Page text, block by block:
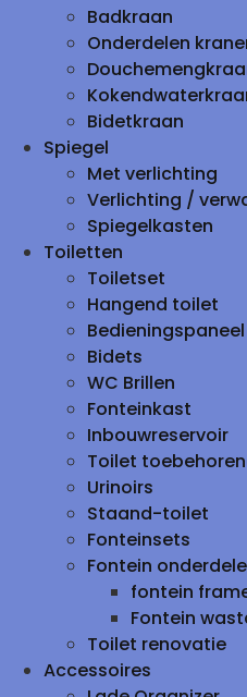
Badkraan
Onderdelen
Bidetkraan
Spiegel
Met verlichting
Verlichting /
Spiegelkasten
Toiletten
Toiletset
Hangend toilet
Bidets
WC Brillen
Fonteinkast
Inbouwreservoir
Toilet
Urinoirs
Staand-toilet
Fonteinsets
Fontein
fontein
Fontein
Toilet renovatie
Accessoires